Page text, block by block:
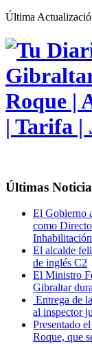
Última
Últimas
El Gobierno
como
El alcalde
de inglés C2
El Ministro
Gibraltar
Entrega de
al inspector
Presentado
Roque, que